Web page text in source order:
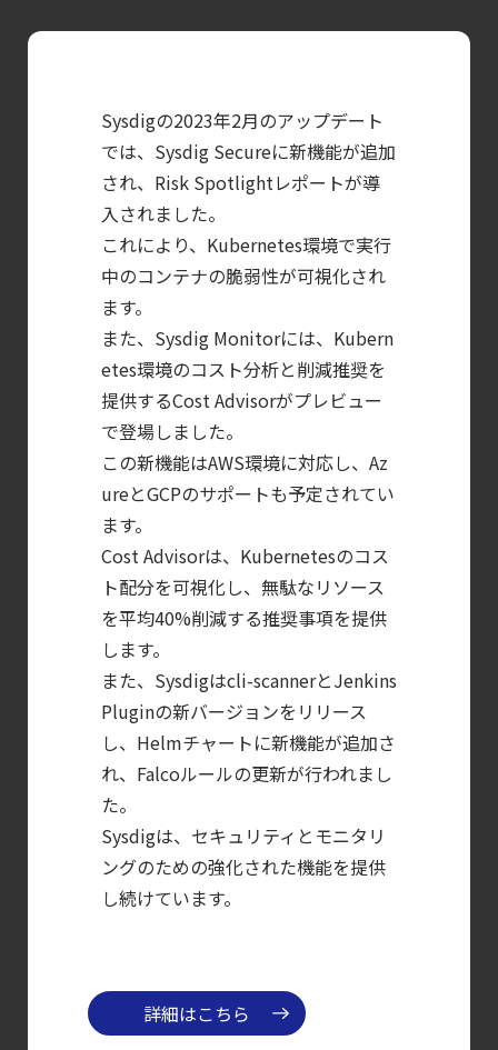
【ブログ】
CWPP（Cloud
Workload
Protection
Platform）とは？
【ブログ】
AIワークロードのコンテナセキュリティ
｜LLM・
GPU環境を守る新しい視点
【ブログ】AI が
年に脅威の状況を根本から変えた
4 つの側面
【ブログ】
クラウドネイティブ時代に必要な対策の全体像
【ブログ】
CTEMとは何か｜
攻撃者視点でクラウドの弱点を可視化する新
コンテナの統合セキュリティ強化
Illumio連携における自動隔離検証
―
Sysdigの2023年2月のアップデート
では、Sysdig Secureに新機能が追加
され、Risk Spotlightレポートが導
入されました。
これにより、Kubernetes環境で実行
中のコンテナの脆弱性が可視化され
ます。
また、Sysdig Monitorには、Kubern
etes環境のコスト分析と削減推奨を
提供するCost Advisorがプレビュー
で登場しました。
この新機能はAWS環境に対応し、Az
ureとGCPのサポートも予定されてい
ます。
Cost Advisorは、Kubernetesのコス
ト配分を可視化し、無駄なリソース
を平均40%削減する推奨事項を提供
します。
また、Sysdigはcli-scannerとJenkins
Pluginの新バージョンをリリース
し、Helmチャートに新機能が追加さ
れ、Falcoルールの更新が行われまし
た。
Sysdigは、セキュリティとモニタリ
ングのための強化された機能を提供
し続けています。
詳細はこちら